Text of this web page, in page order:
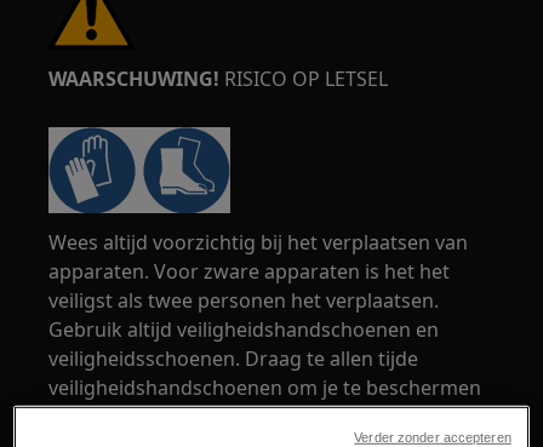
WAARSCHUWING! RISICO OP LETSEL
Wees altijd voorzichtig bij het verplaatsen van
apparaten. Voor zware apparaten is het het
veiligst als twee personen het verplaatsen.
Gebruik altijd veiligheidshandschoenen en
veiligheidsschoenen. Draag te allen tijde
veiligheidshandschoenen om je te beschermen
tegen snijwonden door scherpe randen.
Verder zonder accepteren